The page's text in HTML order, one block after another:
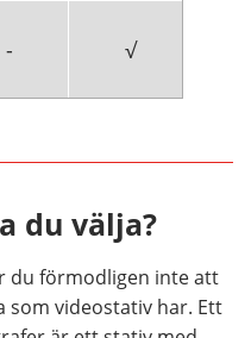
- √
du välja?
du förmodligen inte att
som videostativ har. Ett